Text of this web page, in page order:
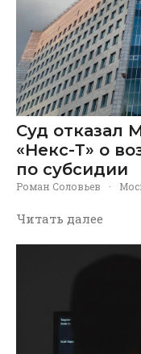
Суд отказал
«Некс-Т» о
по субсидии
Роман Соловьев ·
Читать далее